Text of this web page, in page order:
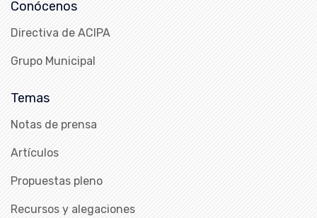
Conócenos
Directiva de ACIPA
Grupo Municipal
Temas
Notas de prensa
Artículos
Propuestas pleno
Recursos y alegaciones